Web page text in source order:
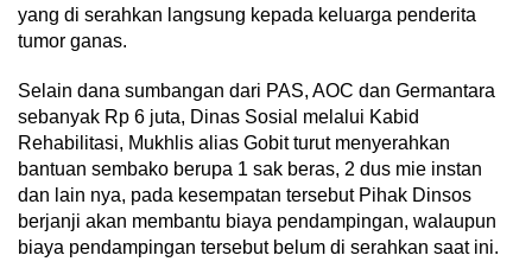
yang di serahkan langsung kepada keluarga penderita
tumor ganas.
Selain dana sumbangan dari PAS, AOC dan Germantara
sebanyak Rp 6 juta, Dinas Sosial melalui Kabid
Rehabilitasi, Mukhlis alias Gobit turut menyerahkan
bantuan sembako berupa 1 sak beras, 2 dus mie instan
dan lain nya, pada kesempatan tersebut Pihak Dinsos
berjanji akan membantu biaya pendampingan, walaupun
biaya pendampingan tersebut belum di serahkan saat ini.